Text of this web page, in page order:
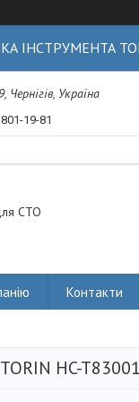
ІНСТРУМЕНТА
Чернігів, Україна
19-81
СТО
Контакти
HC-